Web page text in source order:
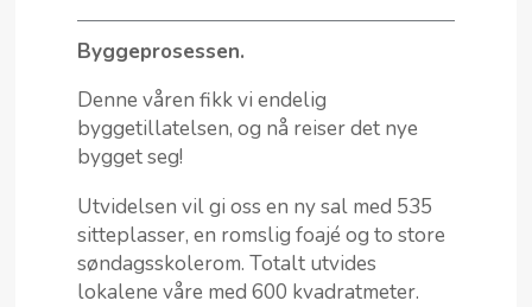
Byggeprosessen.
Denne våren fikk vi endelig
byggetillatelsen, og nå reiser det nye
bygget seg!
Utvidelsen vil gi oss en ny sal med 535
sitteplasser, en romslig foajé og to store
søndagsskolerom. Totalt utvides
lokalene våre med 600 kvadratmeter.